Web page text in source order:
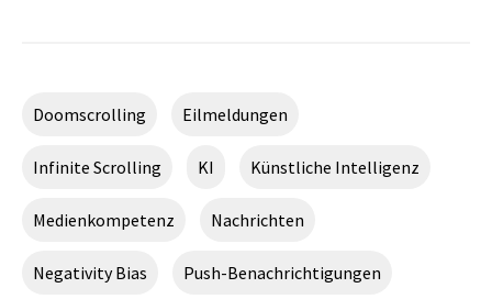
Doomscrolling Eilmeldungen
Infinite Scrolling KI Künstliche Intelligenz
Medienkompetenz Nachrichten
Negativity Bias Push-Benachrichtigungen